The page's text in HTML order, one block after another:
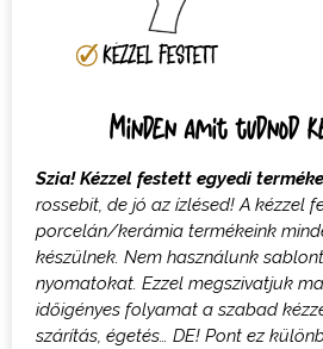
Minden amit tudnod
Szia! Kézzel festett egyedi
rossebit, de jó az ízlésed! A kézzel
porcelán/kerámia termékeink
készülnek. Nem használunk
nyomatokat . Ezzel megszivatjuk
időigényes folyamat a szabad
szárítás, égetés… DE! Pont ez